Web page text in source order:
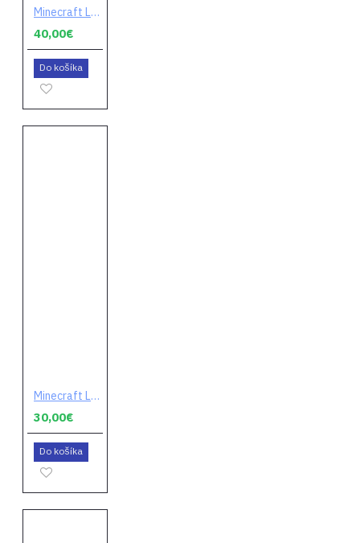
Minecraft Legends (Deluxe Edition) (digitálny kód)
40,00€
Do košíka
Minecraft Legends (digitálny kód)
30,00€
Do košíka